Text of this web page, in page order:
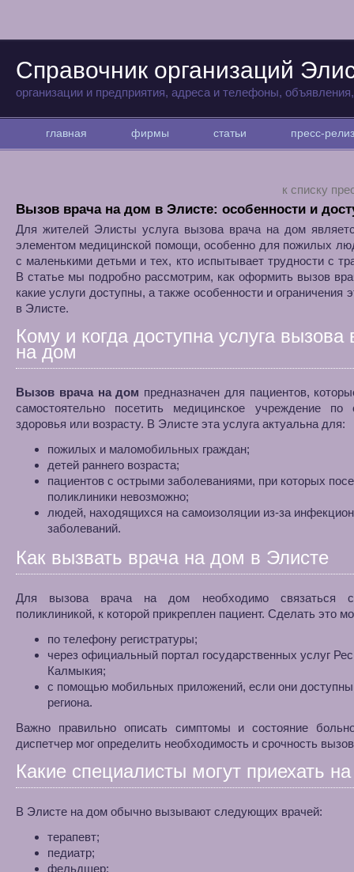
Справочник организаций
организации и предприятия, адреса и телефоны,
главная фирмы статьи пресс-
к списку
Вызов врача на дом в Элисте: особенности и
Для жителей Элисты услуга вызова врача на дом
элементом медицинской помощи, особенно для пожилых
с маленькими детьми и тех, кто испытывает трудности с
В статье мы подробно рассмотрим, как оформить вызов
какие услуги доступны, а также особенности и ограничения
в Элисте.
Кому и когда доступна услуга вызова
на дом
Вызов врача на дом предназначен для пациентов,
самостоятельно посетить медицинское учреждение по
здоровья или возрасту. В Элисте эта услуга актуальна для:
пожилых и маломобильных граждан;
детей раннего возраста;
пациентов с острыми заболеваниями, при которых
поликлиники невозможно;
людей, находящихся на самоизоляции из-за
заболеваний.
Как вызвать врача на дом в Элисте
Для вызова врача на дом необходимо связаться
поликлиникой, к которой прикреплен пациент. Сделать это
по телефону регистратуры;
через официальный портал государственных услуг
Калмыкия;
с помощью мобильных приложений, если они
региона.
Важно правильно описать симптомы и состояние
диспетчер мог определить необходимость и срочность
Какие специалисты могут приехать
В Элисте на дом обычно вызывают следующих врачей:
терапевт;
педиатр;
фельдшер;